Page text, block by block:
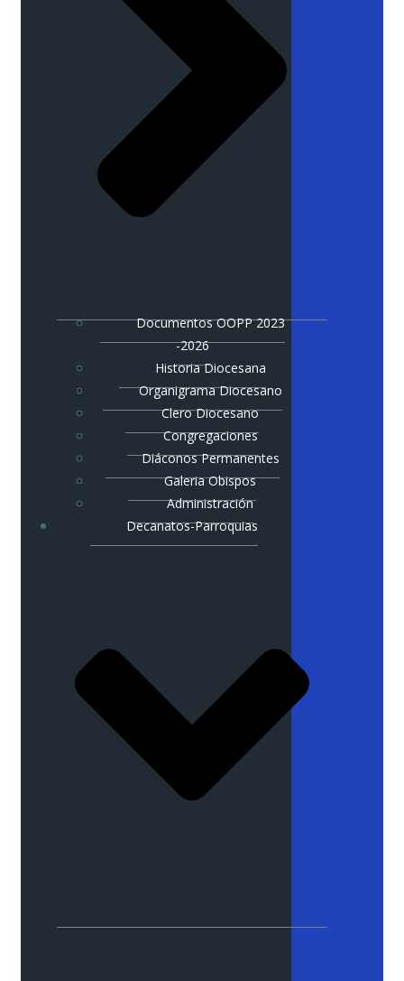
Documentos OOPP 2023
-2026
Historia Diocesana
Organigrama Diocesano
Clero Diocesano
Congregaciones
Diáconos Permanentes
Galeria Obispos
Administración
Decanatos-Parroquias